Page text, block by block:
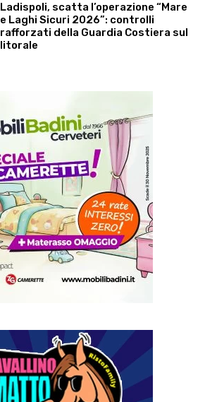
Ladispoli, scatta l’operazione “Mare
e Laghi Sicuri 2026”: controlli
rafforzati della Guardia Costiera sul
litorale